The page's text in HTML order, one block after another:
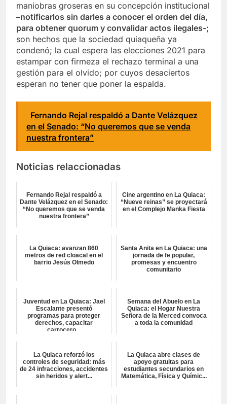
maniobras groseras en su concepción institucional
–notificarlos sin darles a conocer el orden del día,
para obtener quorum y convalidar actos ilegales-;
son hechos que la sociedad quiaqueña ya
condenó; la cual espera las elecciones 2021 para
estampar con firmeza el rechazo terminal a una
gestión para el olvido; por cuyos desaciertos
esperan no tener que poner la espalda.
Fernando Rejal respaldó a Dante Velázquez
en el Senado: “No queremos que se venda
nuestra frontera”
Noticias relaccionadas
Fernando Rejal respaldó a
Dante Velázquez en el Senado:
“No queremos que se venda
nuestra frontera”
Cine argentino en La Quiaca:
“Nueve reinas” se proyectará
en el Complejo Manka Fiesta
La Quiaca: avanzan 860
metros de red cloacal en el
barrio Jesús Olmedo
Santa Anita en La Quiaca: una
jornada de fe popular,
promesas y encuentro
comunitario
Juventud en La Quiaca: Jael
Escalante presentó
programas para proteger
derechos, capacitar
carrocero...
Semana del Abuelo en La
Quiaca: el Hogar Nuestra
Señora de la Merced convoca
a toda la comunidad
La Quiaca reforzó los
controles de seguridad: más
de 24 infracciones, accidentes
sin heridos y alert...
La Quiaca abre clases de
apoyo gratuitas para
estudiantes secundarios en
Matemática, Física y Químic...